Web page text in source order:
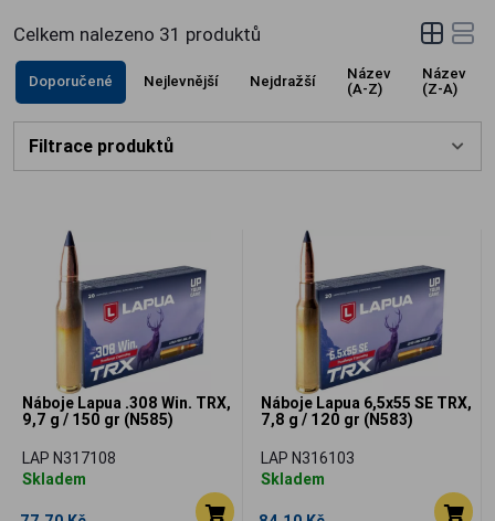
Celkem nalezeno 31 produktů
Doporučené Nejlevnější Nejdražší
Název
(A-Z)
Název
(Z-A)
Filtrace produktů
Náboje Lapua .308 Win. TRX,
9,7 g / 150 gr (N585)
LAP N317108
Skladem
Náboje Lapua 6,5x55 SE TRX,
7,8 g / 120 gr (N583)
LAP N316103
Skladem